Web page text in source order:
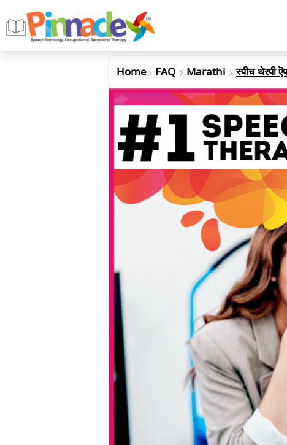
Home FAQ Marathi स्पीच थेरपी